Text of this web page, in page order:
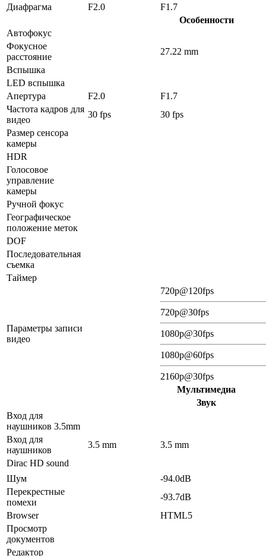
Диафрагма
F2.0
F1.7
Особенности
Автофокус
Фокусное
расстояние
27.22 mm
Вспышка
LED вспышка
Апертура
F2.0
F1.7
Частота кадров для
видео
30 fps
30 fps
Размер сенсора
камеры
HDR
Голосовое
управление
камеры
Ручной фокус
Географическое
положение меток
DOF
Последовательная
съемка
Таймер
Параметры записи
видео
720p@120fps
720p@30fps
1080p@30fps
1080p@60fps
2160p@30fps
Мультимедиа
Звук
Вход для
наушников 3.5mm
Вход для
наушников
3.5 mm
3.5 mm
Dirac HD sound
Шум
-94.0dB
Перекрестные
помехи
-93.7dB
Browser
HTML5
Просмотр
документов
Редактор